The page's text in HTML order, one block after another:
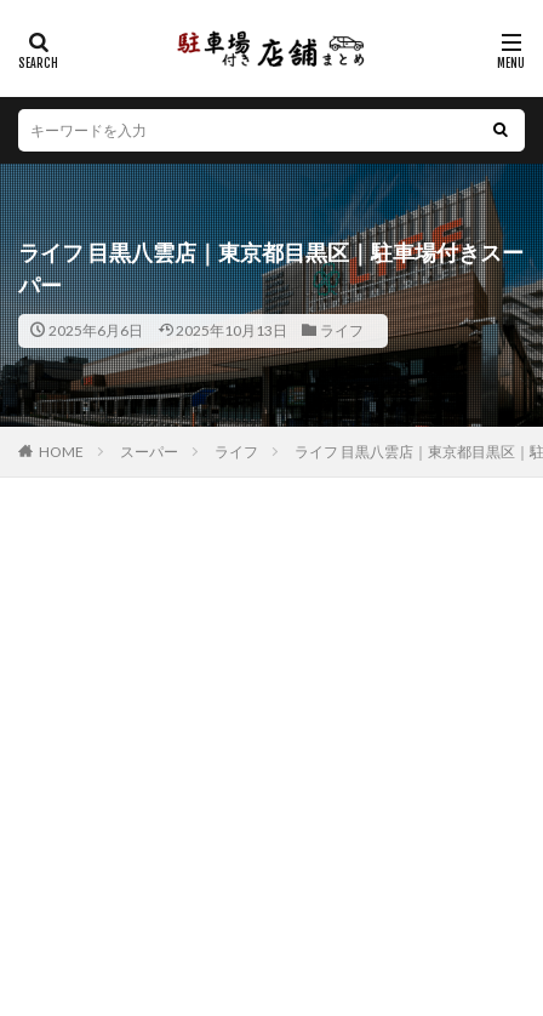
ライフ 目黒八雲店｜東京都目黒区｜駐車場付きスー
パー
2025年6月6日 2025年10月13日 ライフ
HOME スーパー ライフ ライフ 目黒八雲店｜東京都目黒区｜
カテゴリー
エリア
北海道 青森県 岩手県 宮城県
秋田県
山形県
福島県 茨城県 栃木県
群馬県
埼玉県
千葉県 東京都 神奈川県
新潟県
山梨県
長野県 富山県 石川県
福井県
岐阜県
静岡県 愛知県 三重県
滋賀県
京都府
大阪府 兵庫県
和歌山県
鳥取県
島根県 岡山県 広島県
徳島県
香川県 愛媛県 高知県
福岡県
佐賀県
長崎県 熊本県 大分県
宮崎県